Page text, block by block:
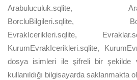
Arabuluculuk.sqlite,
BorcluBilgileri.sqlite,
EvrakIcerikleri.sqlite,
KurumEvrakIcerikleri.sqlite,
dosya isimleri ile şifreli bir şekilde
kullanıldığı bilgisayarda saklanmakta